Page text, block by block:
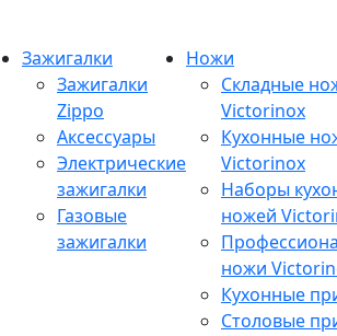
Зажигалки
Зажигалки
Zippo
Аксессуары
Электрические
зажигалки
Газовые
зажигалки
Ножи
Складные
Victorinox
Кухонные
Victorinox
Наборы
ножей
ножи
Кухонные
Столовые